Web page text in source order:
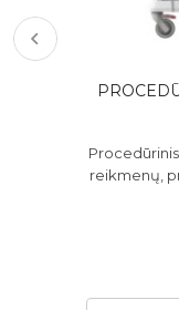
reikmenų,